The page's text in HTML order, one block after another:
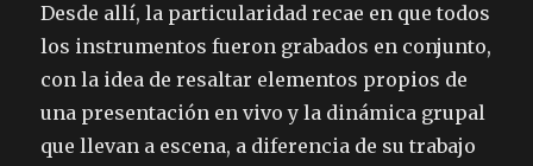
Desde allí, la particularidad recae en que todos
los instrumentos fueron grabados en conjunto,
con la idea de resaltar elementos propios de
una presentación en vivo y la dinámica grupal
que llevan a escena, a diferencia de su trabajo